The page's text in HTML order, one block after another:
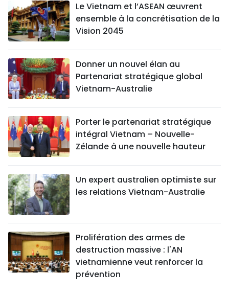
Le Vietnam et l’ASEAN œuvrent
ensemble à la concrétisation de la
Vision 2045
Donner un nouvel élan au
Partenariat stratégique global
Vietnam-Australie
Porter le partenariat stratégique
intégral Vietnam – Nouvelle-
Zélande à une nouvelle hauteur
Un expert australien optimiste sur
les relations Vietnam-Australie
Prolifération des armes de
destruction massive : l'AN
vietnamienne veut renforcer la
prévention